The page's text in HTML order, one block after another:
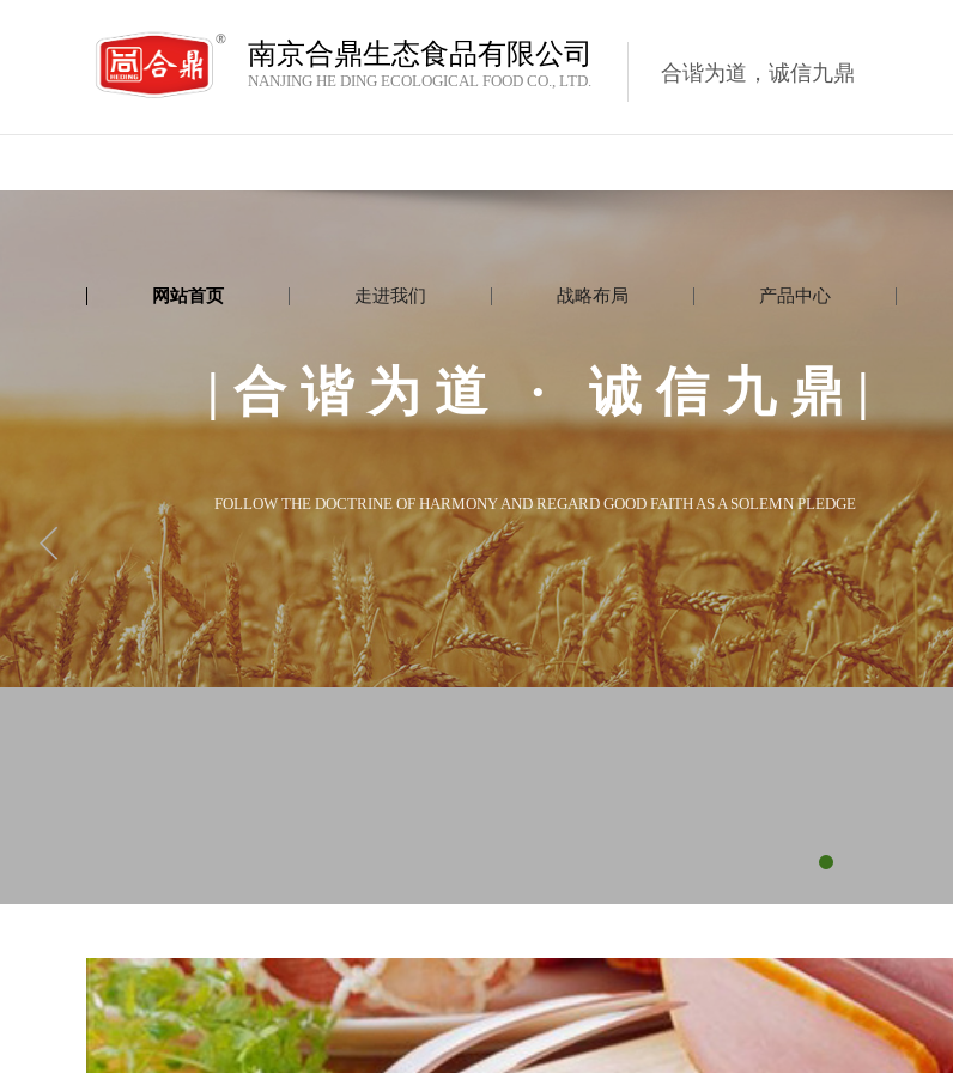
合谐为道，诚信九鼎
南京合鼎生态食品有限公司
NANJING HE DING ECOLOGICAL FOOD CO., LTD.
|合谐为道 · 诚信九鼎|
FOLLOW THE DOCTRINE OF HARMONY AND REGARD GOOD FAITH AS A SOLEMN PLEDGE
网站首页 走进我们 战略布局 产品中心